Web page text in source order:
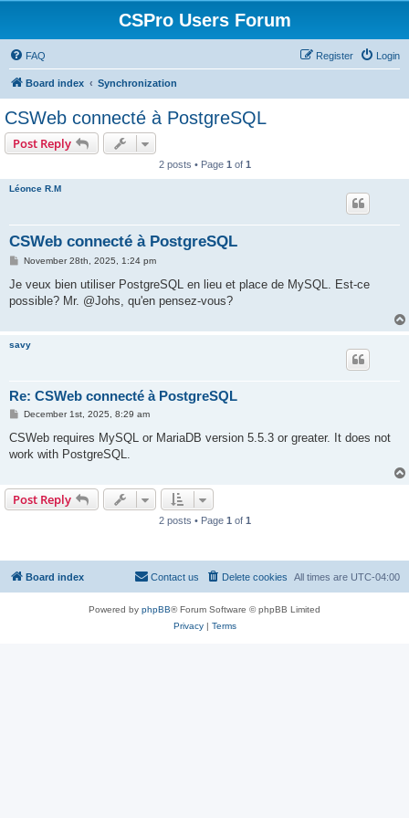
CSPro Users Forum
FAQ Login
Register
Board index Synchronization
CSWeb connecté à PostgreSQL
Post Reply
2 posts • Page 1 of 1
Léonce R.M
CSWeb connecté à PostgreSQL
P
s
November 28th, 2025, 1:24 pm
Je veux bien utiliser PostgreSQL en lieu et place de MySQL. Est-ce
possible? Mr. @Johs, qu'en pensez-vous?
savy
Re: CSWeb connecté à PostgreSQL
P
s
December 1st, 2025, 8:29 am
CSWeb requires MySQL or MariaDB version 5.5.3 or greater. It does not
work with PostgreSQL.
Post Reply
2 posts • Page 1 of 1
Board index All times are UTC-04:00
Delete cookies
Contact us
Powered by phpBB® Forum Software © phpBB Limited
Privacy| Terms